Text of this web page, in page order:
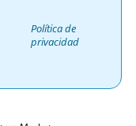
Política de
privacidad